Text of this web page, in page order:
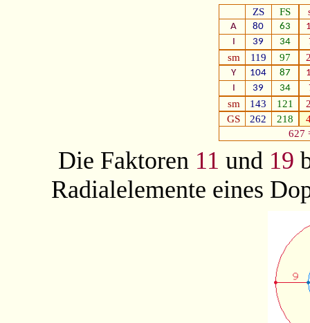
ZS FS
A 80 63
I
39 34
sm 119 97
Y 104 87
I
39 34
sm 143 121
GS
262 218
627
Die Faktoren 11 und 19
Radialelemente eines